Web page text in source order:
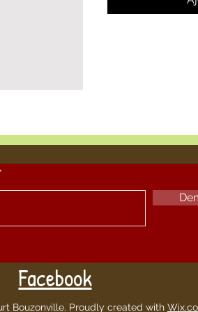
Facebook
Bouzonville. Proudly created with